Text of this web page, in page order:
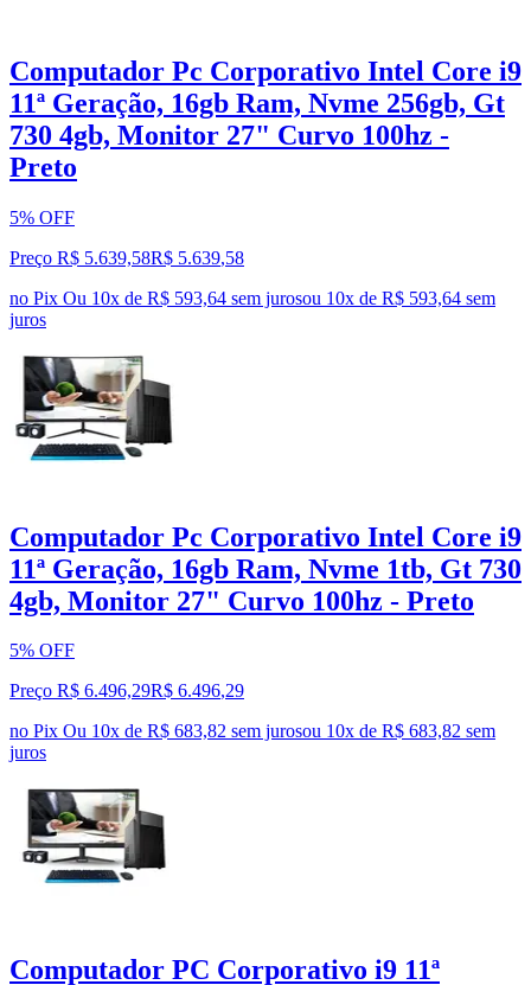
Computador Pc Corporativo Intel Core i9
11ª Geração, 16gb Ram, Nvme 256gb, Gt
730 4gb, Monitor 27" Curvo 100hz -
Preto
5% OFF
Preço R$ 5.639,58R$ 5.639,58
no Pix Ou 10x de R$ 593,64 sem jurosou 10x de R$ 593,64 sem
juros
Computador Pc Corporativo Intel Core i9
11ª Geração, 16gb Ram, Nvme 1tb, Gt 730
4gb, Monitor 27" Curvo 100hz - Preto
5% OFF
Preço R$ 6.496,29R$ 6.496,29
no Pix Ou 10x de R$ 683,82 sem jurosou 10x de R$ 683,82 sem
juros
Computador PC Corporativo i9 11ª